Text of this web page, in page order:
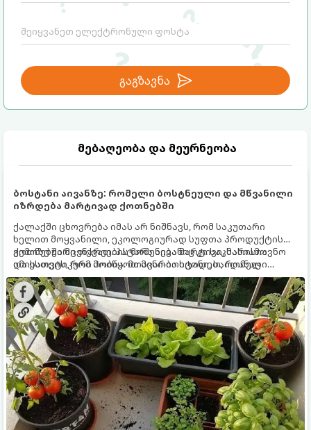
გაგზავნა
მებაღეობა და მეურნეობა
ბოსტანი აივანზე: რომელი ბოსტნეული და მწვანილი
იზრდება მარტივად ქოთნებში
ქალაქში ცხოვრება იმას არ ნიშნავს, რომ საკუთარი
ხელით მოყვანილი, ეკოლოგიურად სუფთა პროდუქტის
გემოზე უარი თქვათ. პატარა აივანიც კი საკმარისია
იმისათვის, რომ მოიწყოთ მინი-ბოსტანი, საიდანაც
ყოველდღიურად ახალ, არომატულ მწვანილსა და
ბოსტნეულს მოკრეფთ.
ქოთნებში მცენარეების მოშენება მარტივი, სასიამოვნო
და ესთეტიკური ჰობია. მთავარია იცოდეთ, რომელი
კულტურები ეგუებიან ქოთნის პირობებს ყველაზე კარგად
და როგორ მოუაროთ მათ სწორად.